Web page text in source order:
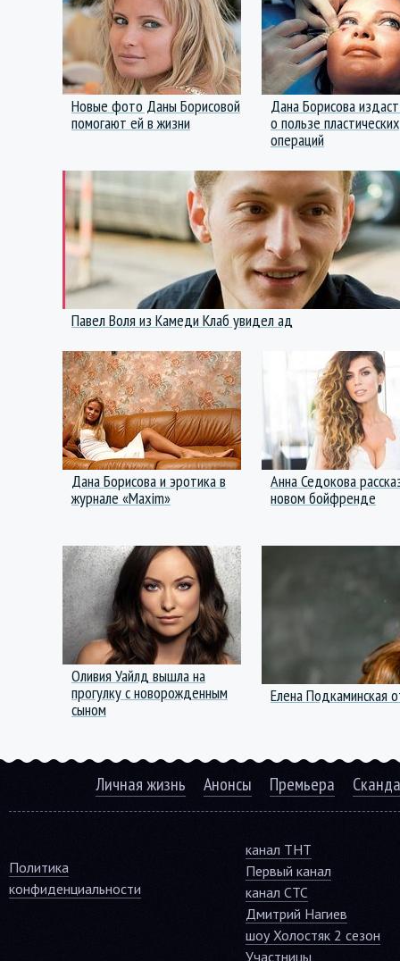
Новые фото Даны Борисовой
помогают ей в жизни
Дана Борисова
о пользе пластических
операций
Павел Воля из Камеди Клаб увидел ад
Дана Борисова и эротика в
журнале «Maxim»
Анна Седокова
новом бойфренде
Оливия Уайлд вышла на
прогулку с новорожденным
сыном
Елена Подкаминская
Личная жизнь Анонсы Премьера
Политика
конфиденциальности
канал ТНТ
Первый канал
канал СТС
Дмитрий Нагиев
шоу Холостяк 2 сезон
Участницы